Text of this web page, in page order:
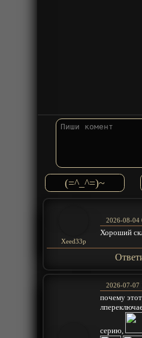
(=^_^=)~
Xeed33p
2026-08-04
Хороший
2026-07-07
почему
серию,